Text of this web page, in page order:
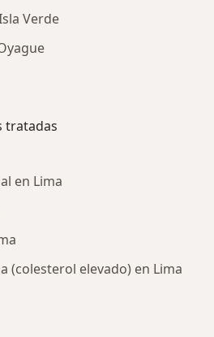
Verde
tratadas
en Lima
(colesterol elevado) en Lima